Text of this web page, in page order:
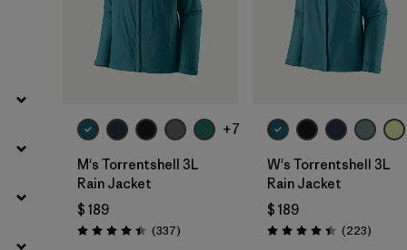
Filtrar por
Filtrar por
+7
M's Torrentshell 3L
Rain Jacket
$ 189
Valoración: 4.4 / 5
(337Comentarios
)
W's Torrentshell 3L
Rain Jacket
$ 189
Valoración: 4.4 / 5
(223)